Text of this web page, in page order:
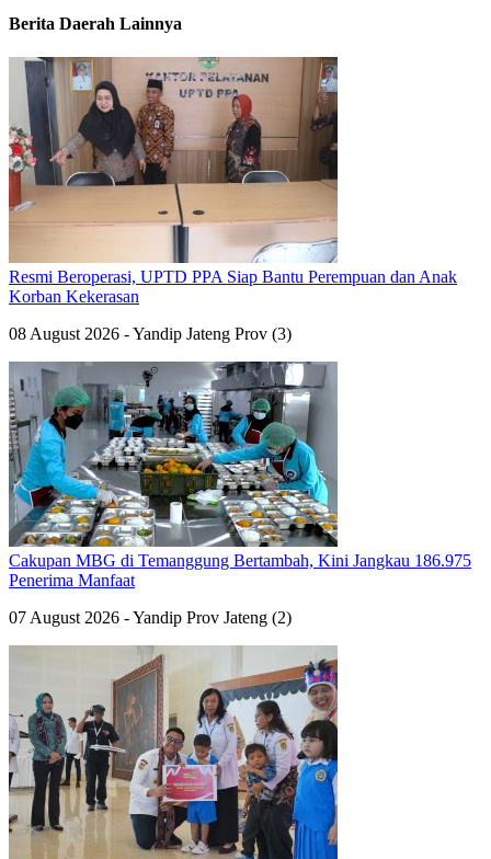
Berita Daerah Lainnya
Resmi Beroperasi, UPTD PPA Siap Bantu Perempuan dan Anak
Korban Kekerasan
08 August 2026 - Yandip Jateng Prov (3)
Cakupan MBG di Temanggung Bertambah, Kini Jangkau 186.975
Penerima Manfaat
07 August 2026 - Yandip Prov Jateng (2)